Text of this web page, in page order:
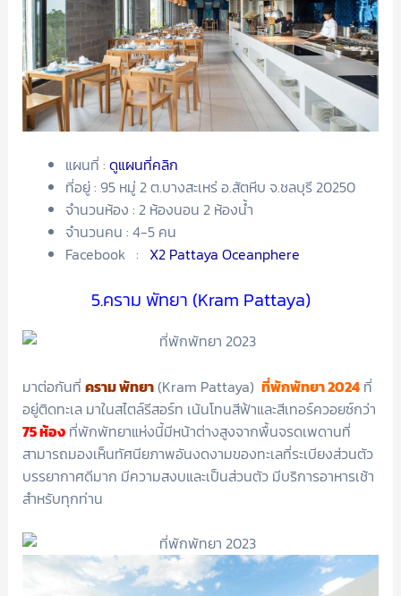
แผนที่ : ดูแผนที่คลิก
ที่อยู่ : 95 หมู่ 2 ต.บางสะเหร่ อ.สัตหีบ จ.ชลบุรี 20250
จำนวนห้อง : 2 ห้องนอน 2 ห้องน้ำ
จำนวนคน : 4-5 คน
Facebook : X2 Pattaya Oceanphere
5.คราม พัทยา (Kram Pattaya)
มาต่อกันที่ คราม พัทยา(Kram Pattaya) ที่พักพัทยา 2024ที่
อยู่ติดทะเล มาในสไตล์รีสอร์ท เน้นโทนสีฟ้าและสีเทอร์ควอยซ์กว่า
75 ห้องที่พักพัทยาแห่งนี้มีหน้าต่างสูงจากพื้นจรดเพดานที่
สามารถมองเห็นทัศนียภาพอันงดงามของทะเลที่ระเบียงส่วนตัว
บรรยากาศดีมาก มีความสงบและเป็นส่วนตัว มีบริการอาหารเช้า
สำหรับทุกท่าน